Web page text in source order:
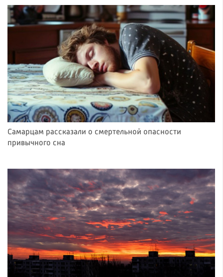
Самарцам рассказали о смертельной опасности
привычного сна